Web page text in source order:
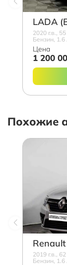
LADA
2020 г.в.,
Бензин, 1.6
Цена
1 200
Похожие
2019 г.в.,
Бензин, 1.6